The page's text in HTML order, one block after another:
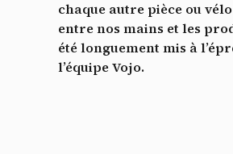
chaque autre pièce ou
entre nos mains et les
été longuement mis à
l’équipe Vojo.